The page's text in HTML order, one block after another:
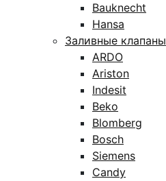
Bauknecht
Hansa
Заливные клапаны
ARDO
Ariston
Indesit
Beko
Blomberg
Bosch
Siemens
Candy